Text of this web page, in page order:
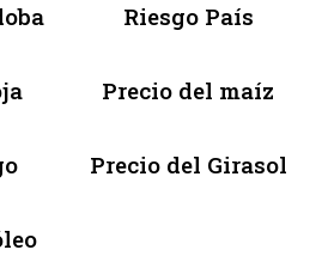
Riesgo País
Precio del maíz
Precio del Girasol